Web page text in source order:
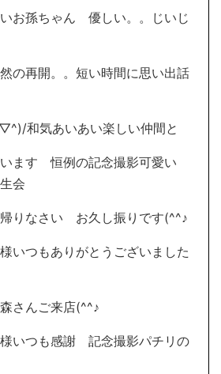
お孫ちゃん 優しい。。じいじ
の再開。。短い時間に思い出話
和気あいあい楽しい仲間と
ます 恒例の記念撮影可愛い
会
りなさい お久し振りです(^^♪
いつもありがとうございました
さんご来店(^^♪
いつも感謝 記念撮影パチリの